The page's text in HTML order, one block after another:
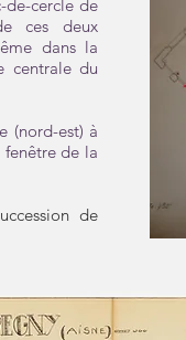
de-cercle de
ces deux
dans la
centrale du
(nord-est) à
de la
de